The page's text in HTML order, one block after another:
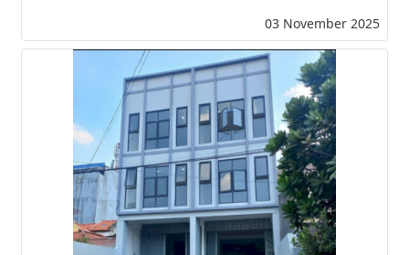
03 November 2025